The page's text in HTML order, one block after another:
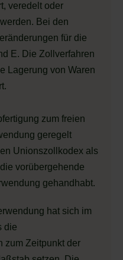
veredelt oder
Bei den
für die
E. Die Zollverfahren
Lagerung von Waren
zum freien
geregelt
Unionszollkodex als
vorübergehende
gehandhabt.
hat sich im
die
zum Zeitpunkt der